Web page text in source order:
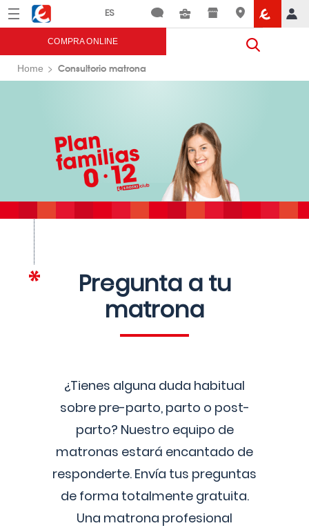
Menú Eroski
COMPRA ONLINE
Home Consultorio matrona
Pregunta a tu
matrona
¿Tienes alguna duda habitual
sobre pre-parto, parto o post-
parto? Nuestro equipo de
matronas estará encantado de
responderte. Envía tus preguntas
de forma totalmente gratuita.
Una matrona profesional